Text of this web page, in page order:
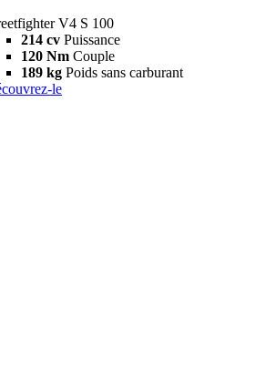
V4 S 100
214 cv Puissance
120 Nm Couple
189 kg Poids sans carburant
le